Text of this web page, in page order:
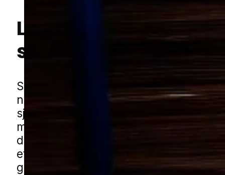
Lokal bekæmpelse
sølvfisk
Sølvfisk er små, hurtige insekter, som
når der er fugt og ro omkring dem. De
sjældent direkte skade, men de kan
meget generende i hverdagen, især
dukker op igen og igen. Ofte handler
effektiv indsats om både at finde
gøre det sværere for dem at gemme
Hej! Hvordan kan jeg hjælpe dig? Har du nogen spørgsmål?